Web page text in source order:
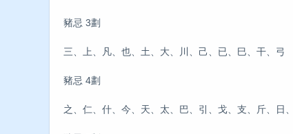
豬忌 3劃
三、上、凡、也、土、大、川、己、已、巳、干、弓
豬忌 4劃
之、仁、什、今、天、太、巴、引、戈、支、斤、日